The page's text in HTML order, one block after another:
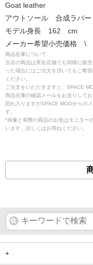
Goat leather
アウトソール 合成ラバー
モデル身長 162 cm
メーカー希望小売価格 \
商品在庫について
当店の商品は実在店舗でも同様に販
った場合にはご注文を頂いてもご希
ください。
ご注文をいただきますと、SPACE
商品在庫の確認メールをお送りしてお
恐れ入りますがSPACE MOOからの
す。
*画像と実際の商品のお色はモニター
います。詳しくはお尋ねください。
+